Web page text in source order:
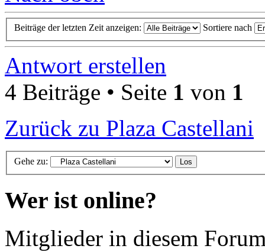
Beiträge der letzten Zeit anzeigen: Sortiere nach
Antwort erstellen
4 Beiträge • Seite 1 von 1
Zurück zu Plaza Castellani
Gehe zu:
Wer ist online?
Mitglieder in diesem